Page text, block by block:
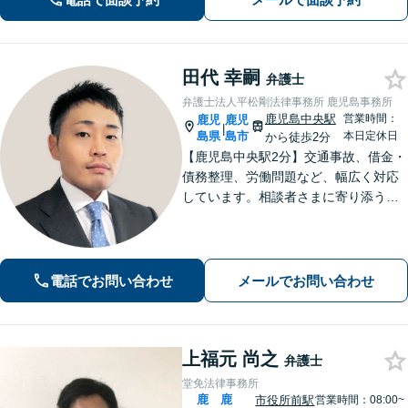
法をご提案します【交通事故】適切な
賠償金・後遺障害認定を獲得します
田代 幸嗣 弁護士
弁護士法人平松剛法律事務所 鹿児島事務所
鹿児
島県
|
鹿児
島市
鹿児島中央駅
から徒歩2分
営業時間：
本日定休日
【鹿児島中央駅2分】交通事故、借金・
債務整理、労働問題など、幅広く対応
しています。相談者さまに寄り添うこ
ください。【弁護士歴10年以上】
電話でお問い合わせ メールでお問い合わせ
上福元 尚之 弁護士
堂免法律事務所
鹿
鹿
市役所前駅営業時間：08:00~